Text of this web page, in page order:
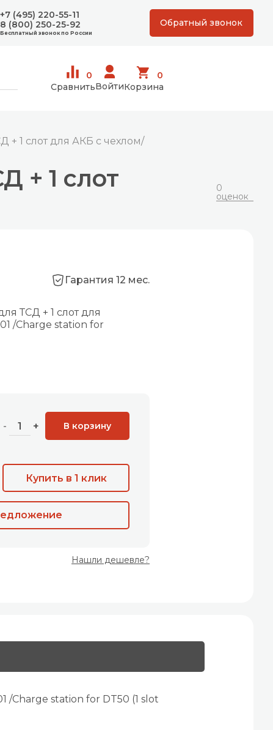
+7 (495) 220-55-11
8 (800) 250-25-92
Бесплатный звонок по России
Обратный звонок
0
СравнитьВойти
0
Корзина
+ 1 слот для АКБ с чехлом/
+ 1 слот
0
оценок
Гарантия 12 мес.
ТСД + 1 слот для
/Сharge station for
- +
Купить в 1 клик
В корзину
Нашли дешевле?
/Сharge station for DT50 (1 slot